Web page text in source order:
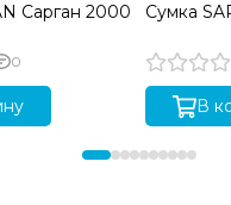
Сарган 2000
0
Сумка
В